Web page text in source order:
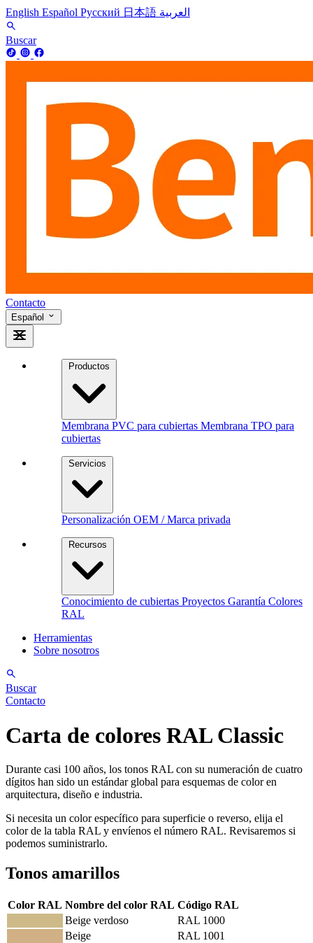
English Español Русский 日本語 العربية
Buscar
Contacto
Español
Productos
Membrana PVC para cubiertas Membrana TPO para
cubiertas
Servicios
Personalización OEM / Marca privada
Recursos
Conocimiento de cubiertas Proyectos Garantía Colores
RAL
Herramientas
Sobre nosotros
Buscar
Contacto
Carta de colores RAL Classic
Durante casi 100 años, los tonos RAL con su numeración de cuatro
dígitos han sido un estándar global para esquemas de color en
arquitectura, diseño e industria.
Si necesita un color específico para superficie o reverso, elija el
color de la tabla RAL y envíenos el número RAL. Revisaremos si
podemos suministrarlo.
Tonos amarillos
Color RAL Nombre del color RAL Código RAL
Beige verdoso
RAL 1000
Beige
RAL 1001